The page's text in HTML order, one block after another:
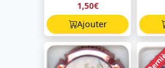
1,50€
Ajouter